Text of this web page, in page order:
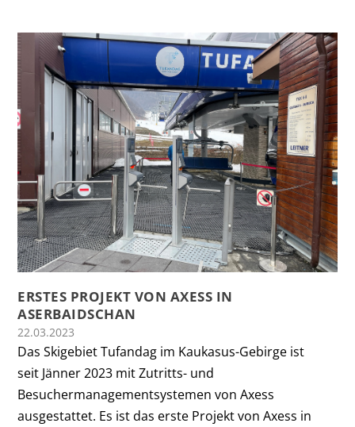
ERSTES PROJEKT VON AXESS IN
ASERBAIDSCHAN
22.03.2023
Das Skigebiet Tufandag im Kaukasus-Gebirge ist
seit Jänner 2023 mit Zutritts- und
Besuchermanagementsystemen von Axess
ausgestattet. Es ist das erste Projekt von Axess in